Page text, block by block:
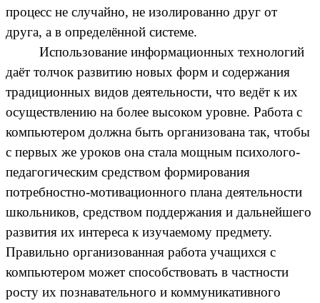
процесс не случайно, не изолированно друг от
друга, а в определённой системе.
Использование информационных технологий
даёт толчок развитию новых форм и содержания
традиционных видов деятельности, что ведёт к их
осуществлению на более высоком уровне. Работа с
компьютером должна быть организована так, чтобы
с первых же уроков она стала мощным психолого-
педагогическим средством формирования
потребностно-мотивационного плана деятельности
школьников, средством поддержания и дальнейшего
развития их интереса к изучаемому предмету.
Правильно организованная работа учащихся с
компьютером может способствовать в частности
росту их познавательного и коммуникативного